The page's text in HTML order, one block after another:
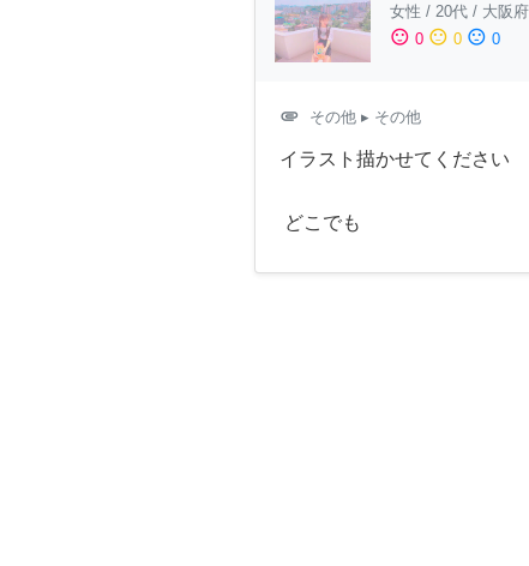
女性 / 20代 / 大阪府
sentiment_satisfied 0 sentiment_neutral 0 sentiment_dissatisfied 0
attachment その他 ▸ その他
イラスト描かせてください
どこでも